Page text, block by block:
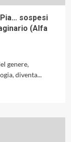
sospesi
(Alfa
genere,
diventa...